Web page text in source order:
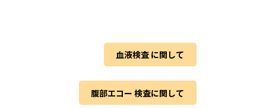
血液検査 に関して
腹部エコー 検査に関して